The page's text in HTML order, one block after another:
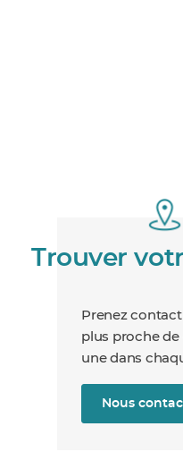
Trouver
Prenez contact
plus proche de
une dans
Nous